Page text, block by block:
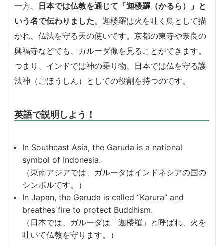
一方、 日本では仏教を通じて「迦楼羅（かるら）」と
いう名で伝わりました。迦楼羅は火を吐く鳥として描
かれ、仏法を守る天の使いです。京都の東寺や奈良の
興福寺などでも、ガルーダ像を見ることができます。
つまり、インドでは神の乗り物、日本では仏を守る護
法神（ごほうしん）としての役割を持つのです。
英語で説明しよう！
In Southeast Asia, the Garuda is a national
symbol of Indonesia.
（東南アジアでは、ガルーダはインドネシアの国の
シンボルです。）
In Japan, the Garuda is called “Karura” and
breathes fire to protect Buddhism.
（日本では、ガルーダは「迦楼羅」と呼ばれ、火を
吐いて仏教を守ります。）